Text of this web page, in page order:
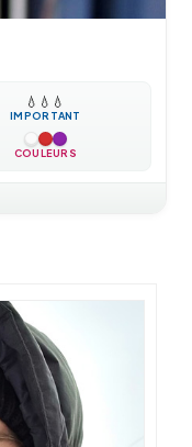
💧 💧 💧
IMPORTANT
COULEURS